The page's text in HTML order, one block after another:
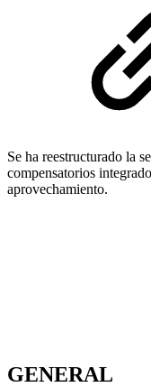
Se ha reestructurado la
compensatorios
aprovechamiento.
GENERAL